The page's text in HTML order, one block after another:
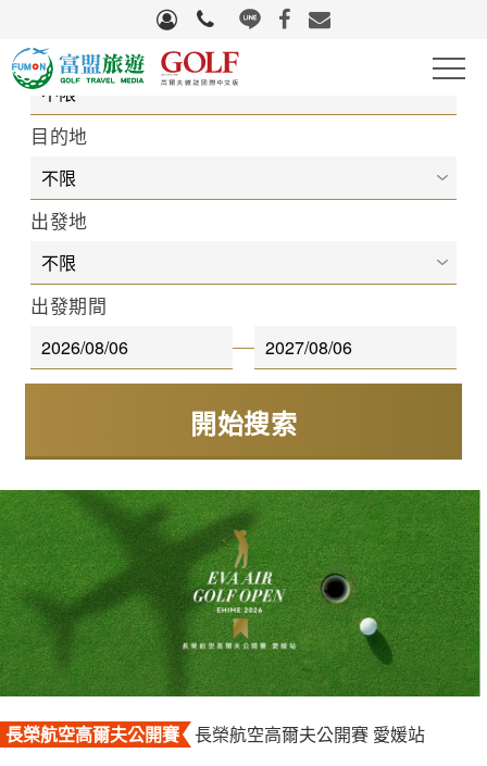
高爾夫
滑雪
自行車
團體旅遊
國際機票
關於富盟
聯絡我們
旅遊區域
目的地
出發地
出發期間
長榮航空高爾夫公開賽 長榮航空高爾夫公開賽 愛媛站